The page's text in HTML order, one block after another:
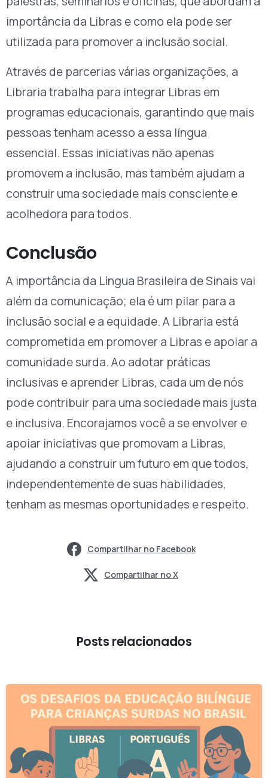
importância da Libras e como ela pode ser
utilizada para promover a inclusão social.
Através de parcerias várias organizações, a
Libraria trabalha para integrar Libras em
programas educacionais, garantindo que mais
pessoas tenham acesso a essa língua
essencial. Essas iniciativas não apenas
promovem a inclusão, mas também ajudam a
construir uma sociedade mais consciente e
acolhedora para todos.
Conclusão
A importância da Língua Brasileira de Sinais vai
além da comunicação; ela é um pilar para a
inclusão social e a equidade. A Libraria está
comprometida em promover a Libras e apoiar a
comunidade surda. Ao adotar práticas
inclusivas e aprender Libras, cada um de nós
pode contribuir para uma sociedade mais justa
e inclusiva. Encorajamos você a se envolver e
apoiar iniciativas que promovam a Libras,
ajudando a construir um futuro em que todos,
independentemente de suas habilidades,
tenham as mesmas oportunidades e respeito.
Compartilhar no Facebook
Compartilhar no X
Posts relacionados
-